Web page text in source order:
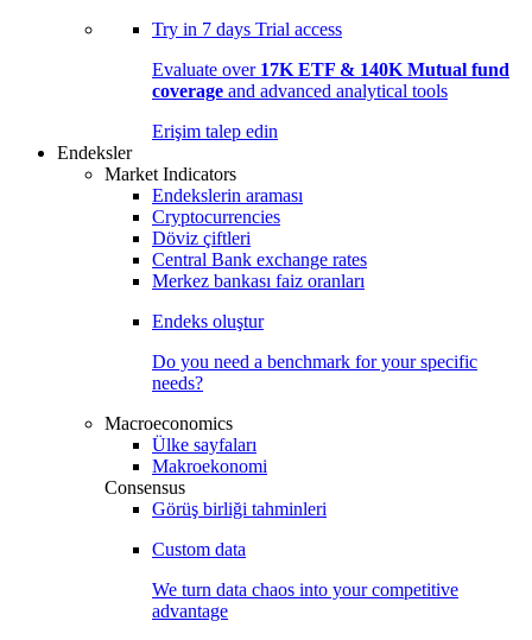
Try in 7 days Trial access
Evaluate over 17K ETF & 140K Mutual fund
coverage and advanced analytical tools
Erişim talep edin
Endeksler
Market Indicators
Endekslerin araması
Cryptocurrencies
Döviz çiftleri
Central Bank exchange rates
Merkez bankası faiz oranları
Endeks oluştur
Do you need a benchmark for your specific
needs?
Macroeconomics
Ülke sayfaları
Makroekonomi
Consensus
Görüş birliği tahminleri
Custom data
We turn data chaos into your competitive
advantage